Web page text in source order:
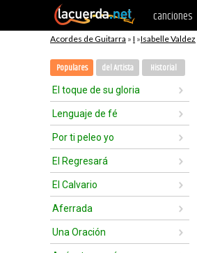
canciones
Acordes de Guitarra » I »Isabelle Valdez
Populares del Artista Historial
El toque de su gloria
Lenguaje de fé
Por ti peleo yo
El Regresará
El Calvario
Aferrada
Una Oración